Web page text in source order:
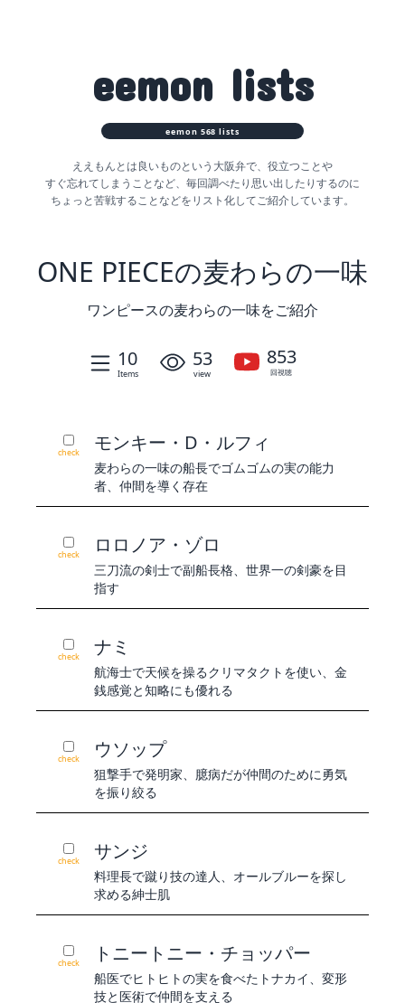
eemon lists
eemon 568 lists
ええもんとは良いものという大阪弁で、役立つことや
すぐ忘れてしまうことなど、 毎回調べたり思い出したりするのに
ちょっと苦戦することなどをリスト化してご紹介しています。
ONE PIECEの麦わらの一味
ワンピースの麦わらの一味をご紹介
10
Items
53
view
853
回視聴
check モンキー・D・ルフィ
麦わらの一味の船長でゴムゴムの実の能力
者、仲間を導く存在
check ロロノア・ゾロ
三刀流の剣士で副船長格、世界一の剣豪を目
指す
check ナミ
航海士で天候を操るクリマタクトを使い、金
銭感覚と知略にも優れる
check ウソップ
狙撃手で発明家、臆病だが仲間のために勇気
を振り絞る
check サンジ
料理長で蹴り技の達人、オールブルーを探し
求める紳士肌
check トニートニー・チョッパー
船医でヒトヒトの実を食べたトナカイ、変形
技と医術で仲間を支える